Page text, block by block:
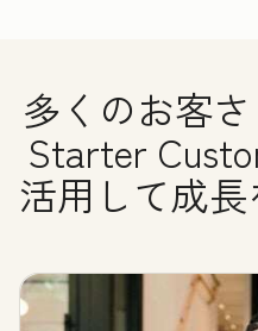
多くのお客
Starter
活用して成